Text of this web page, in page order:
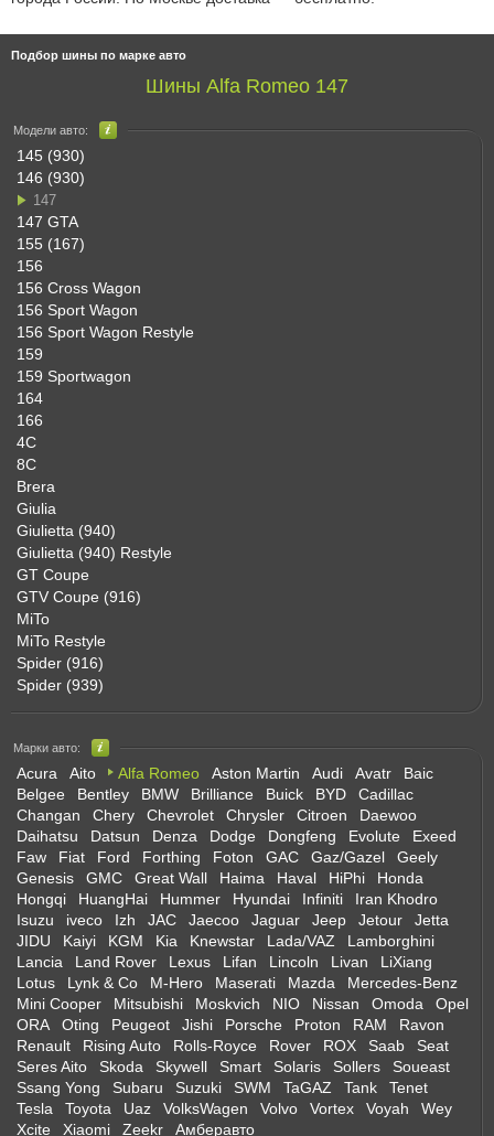
Подбор шины по марке авто
Шины Alfa Romeo 147
Модели авто:
145 (930)
146 (930)
147
147 GTA
155 (167)
156
156 Cross Wagon
156 Sport Wagon
156 Sport Wagon Restyle
159
159 Sportwagon
164
166
4C
8C
Brera
Giulia
Giulietta (940)
Giulietta (940) Restyle
GT Coupe
GTV Coupe (916)
MiTo
MiTo Restyle
Spider (916)
Spider (939)
Марки авто:
Acura Aito Alfa Romeo Aston Martin Audi Avatr
Baic
Belgee
Bentley BMW Brilliance Buick BYD
Cadillac
Changan
Chery Chevrolet Chrysler Citroen
Daewoo
Daihatsu
Datsun Denza Dodge Dongfeng Evolute
Exeed
Faw
Fiat Ford Forthing Foton GAC Gaz/Gazel
Geely
Genesis
GMC Great Wall Haima Haval HiPhi
Honda
Hongqi
HuangHai Hummer Hyundai Infiniti
Iran Khodro
Isuzu
iveco Izh JAC Jaecoo Jaguar Jeep Jetour
Jetta
JIDU
Kaiyi KGM Kia Knewstar Lada/VAZ
Lamborghini
Lancia
Land Rover Lexus Lifan Lincoln Livan
LiXiang
Lotus
Lynk & Co M-Hero Maserati Mazda
Mercedes-Benz
Mini Cooper
Mitsubishi Moskvich NIO Nissan Omoda
Opel
ORA
Oting Peugeot Jishi Porsche Proton RAM
Ravon
Renault
Rising Auto Rolls-Royce Rover ROX Saab
Seat
Seres Aito
Skoda Skywell Smart Solaris Sollers
Soueast
Ssang Yong
Subaru Suzuki SWM TaGAZ Tank
Tenet
Tesla
Toyota Uaz VolksWagen Volvo Vortex Voyah
Wey
Xcite
Xiaomi Zeekr Амберавто